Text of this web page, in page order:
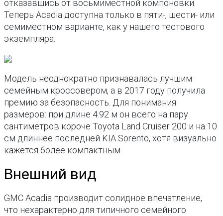
отказавшись от восьмиместной компоновки.
Теперь Acadia доступна только в пяти-, шести- или
семиместном варианте, как у нашего тестового
экземпляра.
Модель неоднократно признавалась лучшим
семейным кроссовером, а в 2017 году получила
премию за безопасность. Для понимания
размеров: при длине 4.92 м он всего на пару
сантиметров короче Toyota Land Cruiser 200 и на 10
см длиннее последней KIA Sorento, хотя визуально
кажется более компактным.
Внешний вид
GMC Acadia производит солидное впечатление,
что нехарактерно для типичного семейного